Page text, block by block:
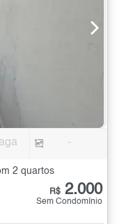
-
2 quartos
R$ 2.000
Sem Condomínio